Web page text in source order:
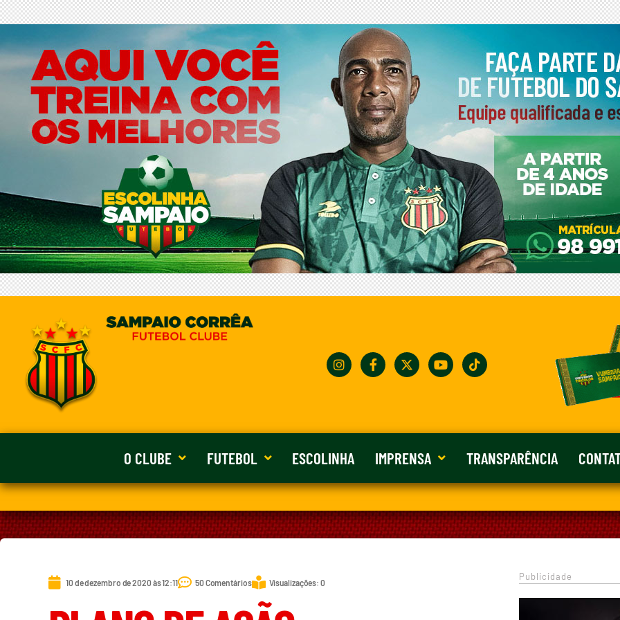
O CLUBE FUTEBOL ESCOLINHA IMPRENSA TRANSPARÊNCIA
10 de dezembro de 2020 às 12:11 50 Comentários Visualizações: 0
Publicidade